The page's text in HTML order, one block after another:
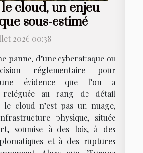
cloud, un enjeu
sous-estimé
2026 00:38
panne, d’une cyberattaque ou
réglementaire pour
évidence que l’on a
reléguée au rang de détail
le cloud n’est pas un nuage,
physique, située
soumise à des lois, à des
et à des ruptures